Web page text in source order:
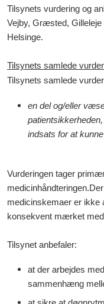
Tilsynets vurdering og
Vejby, Græsted, Gilleleje
Helsinge.
Tilsynets samlede
Tilsynets samlede
en del og/eller
indsats for at
Vurderingen tager
medicinskemaer er
konsekvent mærket
Tilsynet anbefaler:
at der arbejdes
sammenhæng